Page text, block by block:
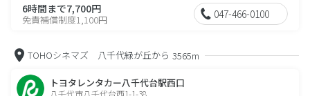
6時間まで7,700円
免責補償制度1,100円 047-466-0100
TOHOシネマズ 八千代緑が丘から 3565m
トヨタレンタカー八千代台駅西口
八千代市八千代台西1-1-38